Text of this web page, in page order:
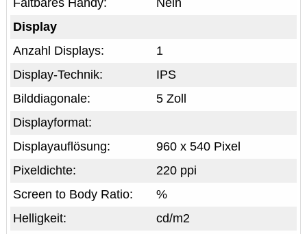
Display
1
Anzahl Displays:
IPS
Display-Technik:
5 Zoll
Bilddiagonale:
Displayformat:
960 x 540 Pixel
Displayauflösung:
220 ppi
Pixeldichte:
%
Screen to Body Ratio:
cd/m2
Helligkeit: